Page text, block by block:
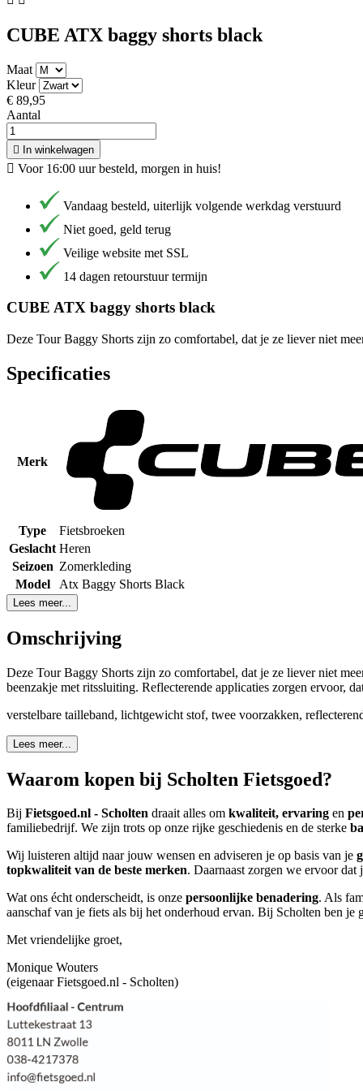
CUBE ATX baggy shorts black
Maat
Kleur
€ 89,95
Aantal
 In winkelwagen
 Voor 16:00 uur besteld, morgen in huis!
Vandaag besteld, uiterlijk volgende werkdag verstuurd
Niet goed, geld terug
Veilige website met SSL
14 dagen retourstuur termijn
CUBE ATX baggy shorts black
Deze Tour Baggy Shorts zijn zo comfortabel, dat je ze liever niet
Specificaties
Merk
Type
Fietsbroeken
Geslacht Heren
Seizoen Zomerkleding
Model
Atx Baggy Shorts Black
Lees meer...
Omschrijving
Deze Tour Baggy Shorts zijn zo comfortabel, dat je ze liever niet
beenzakje met ritssluiting. Reflecterende applicaties zorgen ervoor,
verstelbare tailleband, lichtgewicht stof, twee voorzakken,
Lees meer...
Waarom kopen bij Scholten Fietsgoed?
Bij Fietsgoed.nl - Scholten draait alles om kwaliteit, ervaring en
familiebedrijf. We zijn trots op onze rijke geschiedenis en de sterke
Wij luisteren altijd naar jouw wensen en adviseren je op basis van je
topkwaliteit van de beste merken. Daarnaast zorgen we ervoor
Wat ons écht onderscheidt, is onze persoonlijke benadering. Als
aanschaf van je fiets als bij het onderhoud ervan. Bij Scholten ben je
Met vriendelijke groet,
Monique Wouters
(eigenaar Fietsgoed.nl - Scholten)